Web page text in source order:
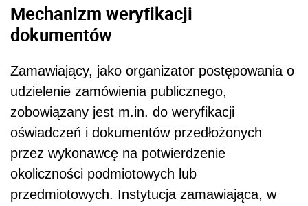
Mechanizm weryfikacji
dokumentów
Zamawiający, jako organizator postępowania o
udzielenie zamówienia publicznego,
zobowiązany jest m.in. do weryfikacji
oświadczeń i dokumentów przedłożonych
przez wykonawcę na potwierdzenie
okoliczności podmiotowych lub
przedmiotowych. Instytucja zamawiająca, w